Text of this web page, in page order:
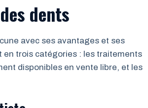
dents
avec ses avantages et ses
en trois catégories : les traitements
disponibles en vente libre, et les